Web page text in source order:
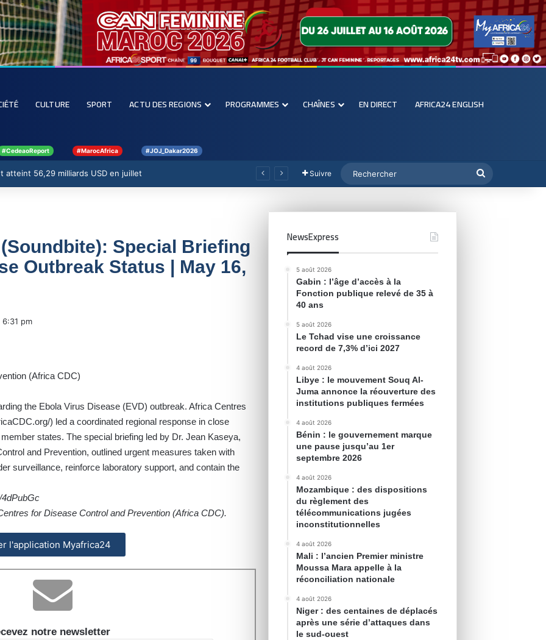
CULTURE SPORT ACTU DES REGIONS PROGRAMMES CHAÎNES EN DIRECT AFRICA24 ENGLISH
#CedeaoReport #MarocAfrica #JOJ_Dakar2026
atteint 56,29 milliards USD en juillet Suivre
Special Briefing
Outbreak Status | May 16,
6:31 pm
the Ebola Virus Disease (EVD) outbreak. Africa Centres
) led a coordinated regional response in close
states. The special briefing led by Dr. Jean Kaseya,
and Prevention, outlined urgent measures taken with
surveillance, reinforce laboratory support, and contain the
for Disease Control and Prevention (Africa CDC).
l'application Myafrica24
notre newsletter
NewsExpress
5 août 2026
Gabin : l’âge d’accès à la
Fonction publique relevé de 35 à
40 ans
5 août 2026
Le Tchad vise une croissance
record de 7,3% d’ici 2027
4 août 2026
Libye : le mouvement Souq Al-
Juma annonce la réouverture des
institutions publiques fermées
4 août 2026
Bénin : le gouvernement marque
une pause jusqu’au 1er
septembre 2026
4 août 2026
Mozambique : des dispositions
du règlement des
télécommunications jugées
inconstitutionnelles
4 août 2026
Mali : l’ancien Premier ministre
Moussa Mara appelle à la
réconciliation nationale
4 août 2026
Niger : des centaines de déplacés
après une série d’attaques dans
le sud-ouest